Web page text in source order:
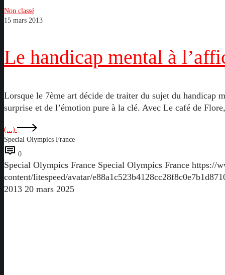
Le
handicap
l’affiche
Non classé
15 mars 2013
Le handicap mental à
Lorsque le 7ème art décide de traiter du sujet du handicap
surprise et de l’émotion pure à la clé. Avec Le café de
(...)
Special Olympics France
0
Special Olympics France Special Olympics France https://
content/litespeed/avatar/
2013 20 mars 2025